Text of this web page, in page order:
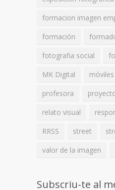
formacion imagen
formación
fotografia social
MK Digital
móviles
profesora
relato visual
RRSS
street
valor de la imagen
Subscriu-te al